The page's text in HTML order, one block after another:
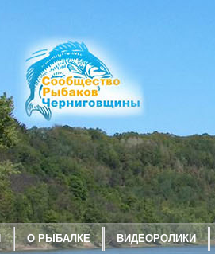
О РЫБАЛКЕ ВИДЕОРОЛИКИ